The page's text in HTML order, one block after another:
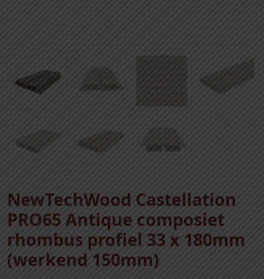
NewTechWood Castellation
PRO65 Antique composiet
rhombus profiel 33 x 180mm
(werkend 150mm)